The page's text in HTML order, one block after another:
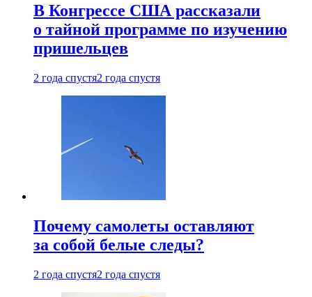
В Конгрессе США рассказали
о тайной программе по изучению
пришельцев
2 года спустя2 года спустя
Почему самолеты оставляют
за собой белые следы?
2 года спустя2 года спустя